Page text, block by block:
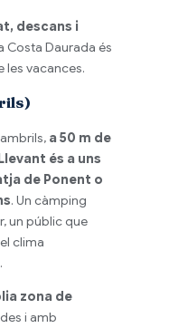
descans i
Costa Daurada és
les vacances.
a 50 m de
és a uns
de Ponent o
. Un càmping
un públic que
clima
zona de
i amb